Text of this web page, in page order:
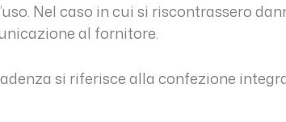
Nel caso in cui si riscontrassero
al fornitore.
si riferisce alla confezione